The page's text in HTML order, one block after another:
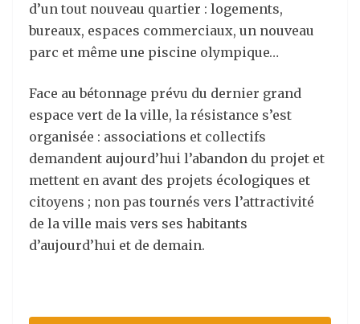
d’un tout nouveau quartier : logements,
bureaux, espaces commerciaux, un nouveau
parc et même une piscine olympique…
Face au bétonnage prévu du dernier grand
espace vert de la ville, la résistance s’est
organisée : associations et collectifs
demandent aujourd’hui l’abandon du projet et
mettent en avant des projets écologiques et
citoyens ; non pas tournés vers l’attractivité
de la ville mais vers ses habitants
d’aujourd’hui et de demain.